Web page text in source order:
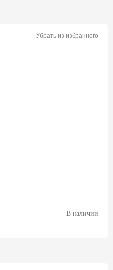
Убрать из избранного
В наличии